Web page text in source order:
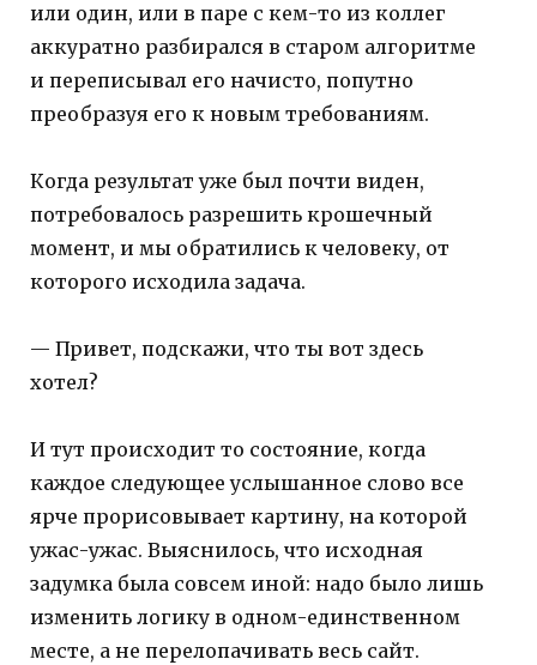
или один, или в паре с кем-то из коллег
аккуратно разбирался в старом алгоритме
и переписывал его начисто, попутно
преобразуя его к новым требованиям.
Когда результат уже был почти виден,
потребовалось разрешить крошечный
момент, и мы обратились к человеку, от
которого исходила задача.
— Привет, подскажи, что ты вот здесь
хотел?
И тут происходит то состояние, когда
каждое следующее услышанное слово все
ярче прорисовывает картину, на которой
ужас-ужас. Выяснилось, что исходная
задумка была совсем иной: надо было лишь
изменить логику в одном-единственном
месте, а не перелопачивать весь сайт.